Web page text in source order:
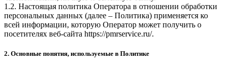
1.2. Настоящая политика Оператора в отношении обработки
персональных данных (далее – Политика) применяется ко
всей информации, которую Оператор может получить о
посетителях веб-сайта https://pmrservice.ru/.
2. Основные понятия, используемые в Политике